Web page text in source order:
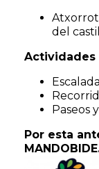
del
Actividades
Paseos
Por esta